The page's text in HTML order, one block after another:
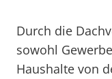
Durch die
sowohl
Haushalte von